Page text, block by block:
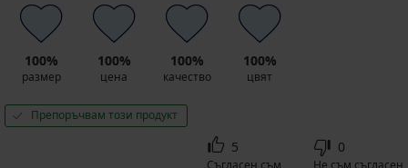
100%
размер
100%
цена
100%
качество
100%
цвят
Препоръчвам този продукт
5
Съгласен съм
0
Не съм съгласен